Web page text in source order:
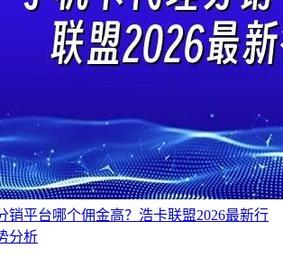
销平台哪个佣金高？浩卡联盟2026最新行
分析